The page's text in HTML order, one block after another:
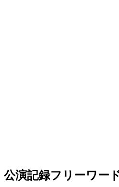
公演記録フリーワー